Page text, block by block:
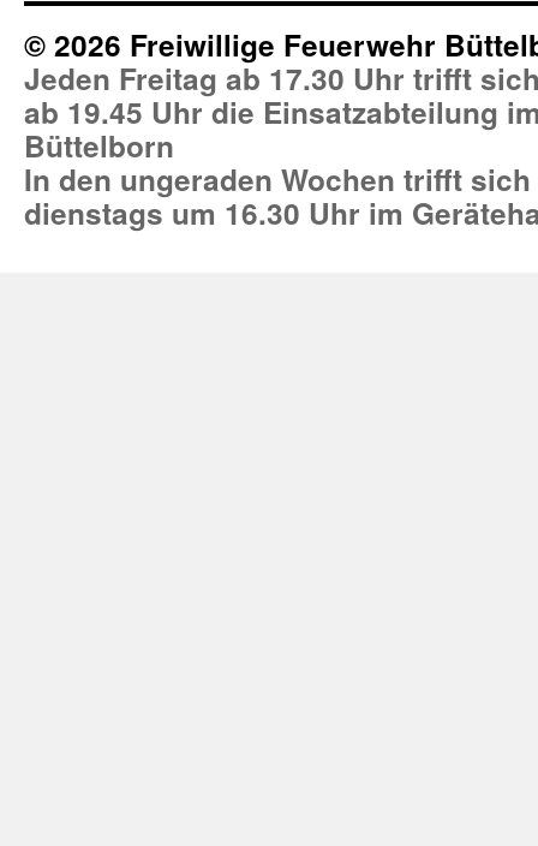
© 2026 Freiwillige Feuerwehr
Jeden Freitag ab 17.30 Uhr trifft
ab 19.45 Uhr die Einsatzabteilung
Büttelborn
In den ungeraden Wochen trifft
dienstags um 16.30 Uhr im